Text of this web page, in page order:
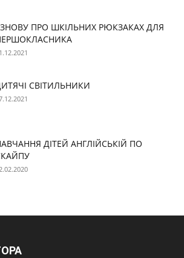
ЗНОВУ ПРО ШКІЛЬНИХ РЮКЗАКАХ ДЛЯ
СВІТИЛЬНИКИ
ДІТЕЙ АНГЛІЙСЬКІЙ ПО